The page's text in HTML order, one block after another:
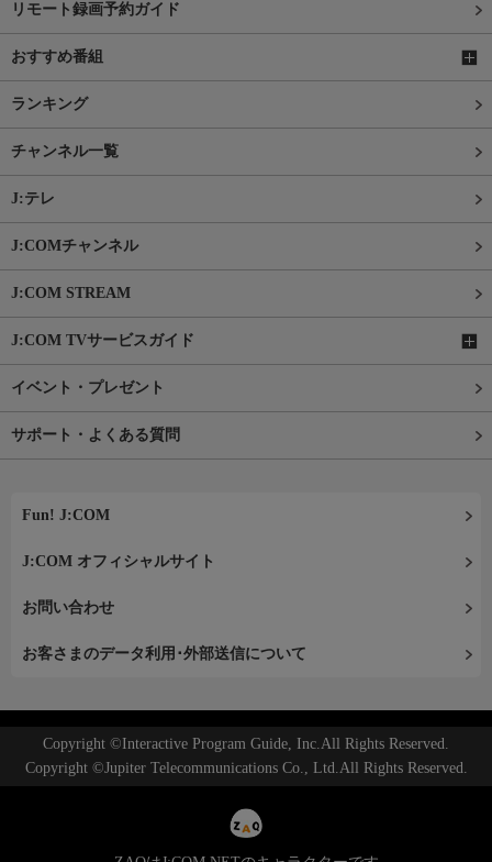
リモート録画予約ガイド
おすすめ番組
ランキング
チャンネル一覧
J:テレ
J:COMチャンネル
J:COM STREAM
J:COM TVサービスガイド
イベント・プレゼント
サポート・よくある質問
Fun! J:COM
J:COM オフィシャルサイト
お問い合わせ
お客さまのデータ利用･外部送信について
Copyright ©Interactive Program Guide, Inc.All Rights Reserved.
Copyright ©Jupiter Telecommunications Co., Ltd.All Rights Reserved.